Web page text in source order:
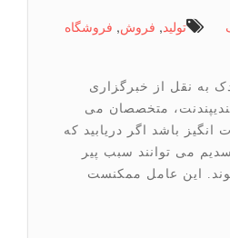
,فروش, فروشگاه
از خبرگزاری
متخصصان می
اگر دریابید که
توانند سبب پیر
عامل ممکنست